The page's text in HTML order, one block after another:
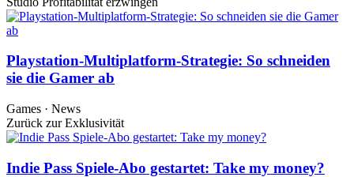
Playstation-Multiplatform-Strategie: So schneiden
sie die Gamer ab
Games · News
Zurück zur Exklusivität
Indie Pass Spiele-Abo gestartet: Take my money?